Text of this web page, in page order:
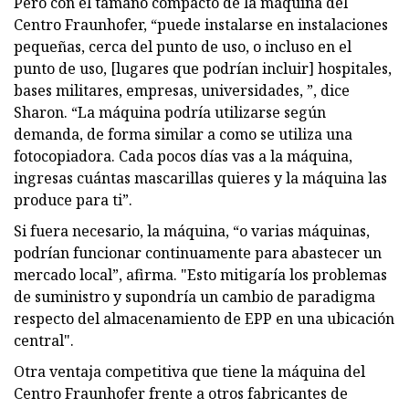
Centro Fraunhofer, “puede instalarse en instalaciones
pequeñas, cerca del punto de uso, o incluso en el
punto de uso, [lugares que podrían incluir] hospitales,
bases militares, empresas, universidades, ”, dice
Sharon. “La máquina podría utilizarse según
demanda, de forma similar a como se utiliza una
fotocopiadora. Cada pocos días vas a la máquina,
ingresas cuántas mascarillas quieres y la máquina las
produce para ti”.
Si fuera necesario, la máquina, “o varias máquinas,
podrían funcionar continuamente para abastecer un
mercado local”, afirma. "Esto mitigaría los problemas
de suministro y supondría un cambio de paradigma
respecto del almacenamiento de EPP en una ubicación
central".
Otra ventaja competitiva que tiene la máquina del
Centro Fraunhofer frente a otros fabricantes de